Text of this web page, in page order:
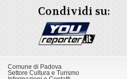
Condividi su:
Comune di Padova
Settore Cultura e Turismo